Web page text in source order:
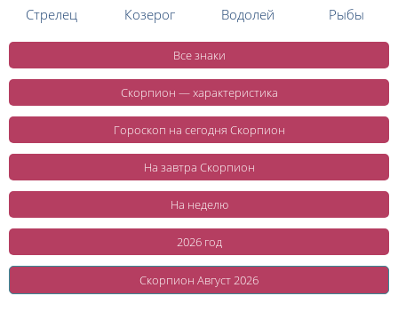
Стрелец Козерог Водолей Рыбы
Все знаки
Скорпион — характеристика
Гороскоп на сегодня Скорпион
На завтра Скорпион
На неделю
2026 год
Скорпион Август 2026